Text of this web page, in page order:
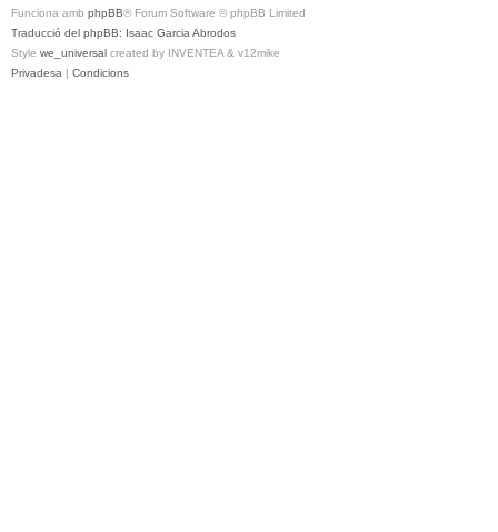
Funciona amb phpBB® Forum Software © phpBB Limited
Traducció del phpBB: Isaac Garcia Abrodos
Style we_universal created by INVENTEA & v12mike
Privadesa | Condicions